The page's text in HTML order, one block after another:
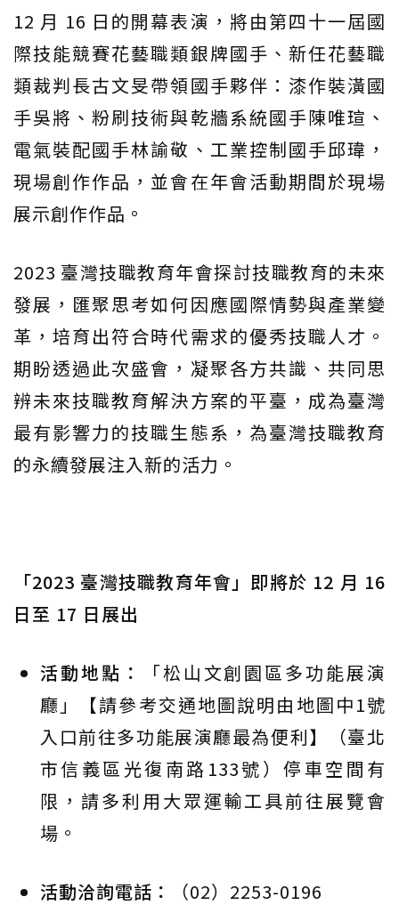
12 月 16 日的開幕表演，將由第四十一屆國
際技能競賽花藝職類銀牌國手、新任花藝職
類裁判長古文旻帶領國手夥伴：漆作裝潢國
手吳將、粉刷技術與乾牆系統國手陳唯瑄、
電氣裝配國手林諭敬、工業控制國手邱瑋，
現場創作作品，並會在年會活動期間於現場
展示創作作品。
2023 臺灣技職教育年會探討技職教育的未來
發展，匯聚思考如何因應國際情勢與產業變
革，培育出符合時代需求的優秀技職人才。
期盼透過此次盛會，凝聚各方共識、共同思
辨未來技職教育解決方案的平臺，成為臺灣
最有影響力的技職生態系，為臺灣技職教育
的永續發展注入新的活力。
「2023 臺灣技職教育年會」即將於 12 月 16
日至 17 日展出
活動地點：
「松山文創園區多功能展演
廳」【請參考交通地圖說明由地圖中1號
入口前往多功能展演廳最為便利】（臺北
市信義區光復南路133號）停車空間有
限，請多利用大眾運輸工具前往展覽會
場。
活動洽詢電話： （02）2253-0196